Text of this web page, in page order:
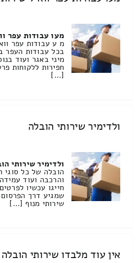
מעו עבודות עפר
מ ע עבודות עפר
בכל עבודות העפר
מיני באגר ועוד
חפירות ללקוחות
[…]
ולדימיר שירותי הובלה
ולדימיר שירותי
הובלה של כל סוגי
והרכבה ועוד
חייגו עכשיו
שמגיע דרך
שירותי מנוף […]
אין עוד מלבדו שירותי הובלה